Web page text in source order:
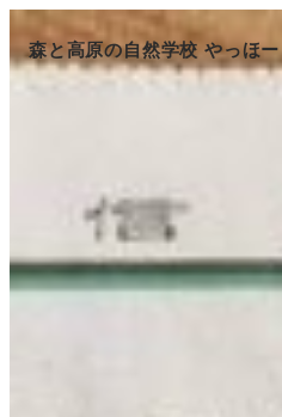
森と高原の自然学校 やっほー